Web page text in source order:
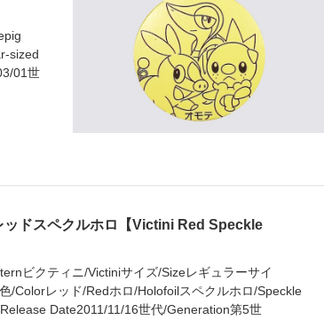
sized
01世
ッドスペクルホロ【Victini Red Speckle
ビクティニ/Victiniサイズ/Sizeレギュラーサイ
/Colorレッド/Redホロ/Holofoilスペクルホロ/Speckle
Date2011/11/16世代/Generation第5世